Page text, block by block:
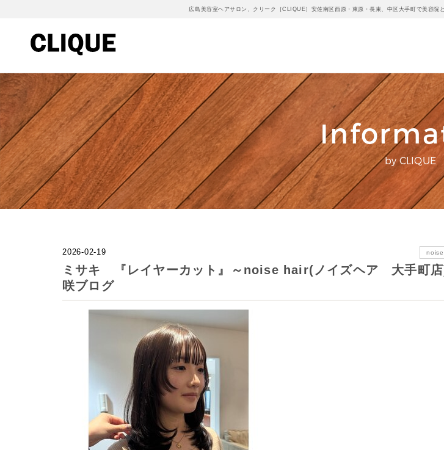
広島美容室ヘアサロン、クリーク［CLIQUE］安佐南区西原・東原・長束、中区大手町で美容院
by CLIQUE
2026-02-19
ミサキ 『レイヤーカット』～noise hair(ノイズヘア 大手町
咲ブログ